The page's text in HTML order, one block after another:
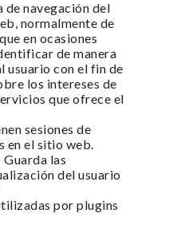
de navegación del
normalmente de
en ocasiones
de manera
usuario con el fin de
los intereses de
que ofrece el
sesiones de
en el sitio web.
las
del usuario
por plugins